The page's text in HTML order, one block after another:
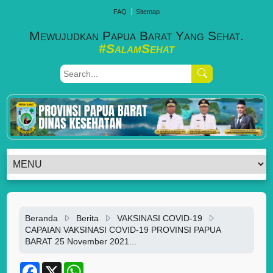
FAQ Sitemap
Mewujudkan Papua Barat Yang Sehat.
#SalamSehat
Beranda Berita
VAKSINASI COVID-19
CAPAIAN VAKSINASI COVID-19 PROVINSI PAPUA
BARAT 25 November 2021...
F
X